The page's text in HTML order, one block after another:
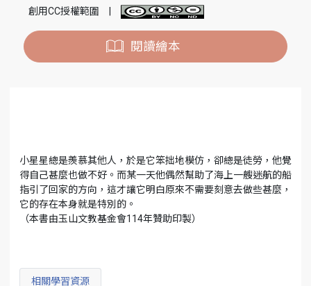
創用CC授權範圍
閱讀繪本
小星星總是羨慕其他人，於是它笨拙地模仿，卻總是徒勞，他覺
得自己甚麼也做不好。而某一天他偶然幫助了海上一艘迷航的船
指引了回家的方向，這才讓它明白原來不需要刻意去做些甚麼，
它的存在本身就是特別的。
（本書由玉山文教基金會114年贊助印製）
相關學習資源